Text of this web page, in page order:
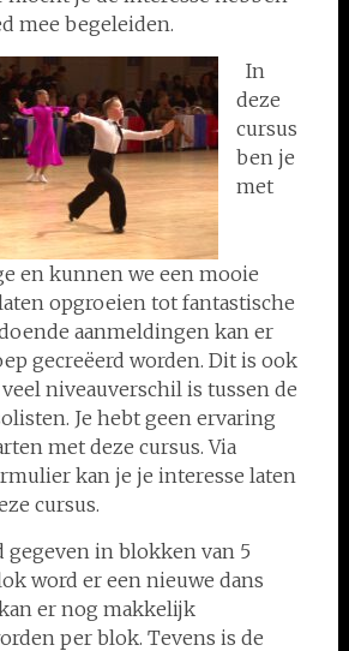
mee begeleiden.
In
deze
cursus
ben je
met
en kunnen we een mooie
opgroeien tot fantastische
aanmeldingen kan er
gecreëerd worden. Dit is ook
niveauverschil is tussen de
Je hebt geen ervaring
met deze cursus. Via
kan je je interesse laten
cursus.
gegeven in blokken van 5
word er een nieuwe dans
er nog makkelijk
per blok. Tevens is de